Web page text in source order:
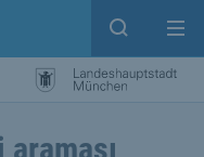
Open